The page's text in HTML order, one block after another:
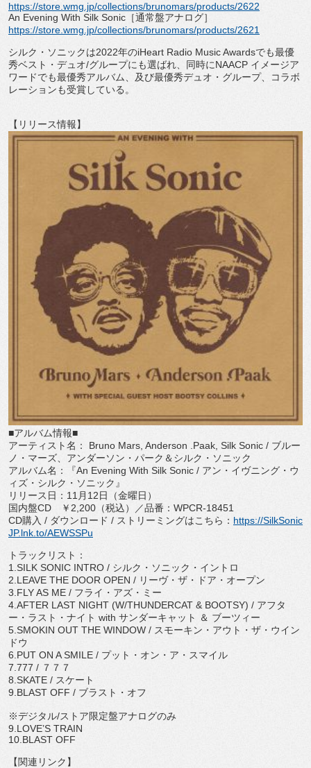
https://store.wmg.jp/collections/brunomars/products/2622
An Evening With Silk Sonic ［通常盤アナログ］
https://store.wmg.jp/collections/brunomars/products/2621
シルク・ソニックは2022年のiHeart Radio Music Awardsでも最優
秀ベスト・デュオ/グループにも選ばれ、 同時にNAACP イメージア
ワードでも最優秀アルバム、 及び最優秀デュオ・グループ、コラボ
レーションも受賞している。
【リリース情報】
■アルバム情報■
アーティスト名：
Bruno Mars, Anderson .Paak, Silk Sonic / ブルー
ノ・マーズ、アンダーソン・パーク＆シルク・ソニック
アルバム名：『An Evening With Silk Sonic / アン・イヴニング・ウ
ィズ・シルク・ソニック』
リリース日： 11 月 12日（金曜日）
国内盤CD ￥ 2,200 （税込）／品番： WPCR-18451
CD購入 / ダウンロード / ストリーミングはこちら： https://SilkSonic
JP.lnk.to/AEWSSPu
トラックリスト：
1.SILK SONIC INTRO / シルク・ソニック・イントロ
2.LEAVE THE DOOR OPEN / リーヴ・ザ・ドア・オープン
3.FLY AS ME / フライ・アズ・ミー
4.AFTER LAST NIGHT (W/THUNDERCAT & BOOTSY) / アフタ
ー・ラスト・ナイト with サンダーキャット ＆ ブーツィー
5.SMOKIN OUT THE WINDOW / スモーキン・アウト・ザ・ウイン
ドウ
6.PUT ON A SMILE / プット・オン・ア・スマイル
7.777 / ７７７
8.SKATE / スケート
9.BLAST OFF / ブラスト・オフ
※デジタル/ストア限定盤アナログのみ
9.LOVE’S TRAIN
10.BLAST OFF
【関連リンク】